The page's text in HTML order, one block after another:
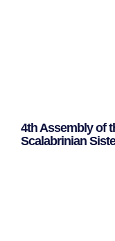
4th Assembly of
Scalabrinian